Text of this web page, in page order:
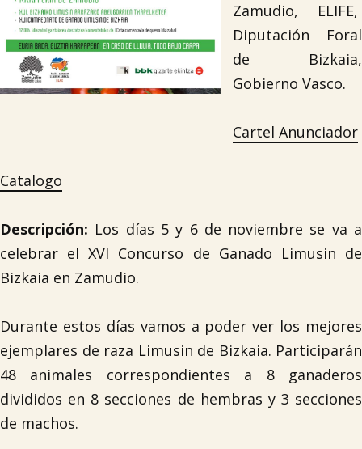
Zamudio, ELIFE,
Diputación Foral
de Bizkaia,
Gobierno Vasco.
Cartel Anunciador
Catalogo
Descripción: Los días 5 y 6 de noviembre se va a
celebrar el XVI Concurso de Ganado Limusin de
Bizkaia en Zamudio.
Durante estos días vamos a poder ver los mejores
ejemplares de raza Limusin de Bizkaia. Participarán
48 animales correspondientes a 8 ganaderos
divididos en 8 secciones de hembras y 3 secciones
de machos.